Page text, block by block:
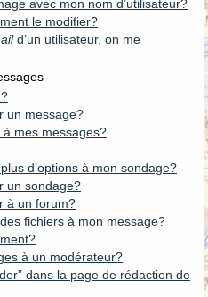
avec mon nom d’utilisateur?
le modifier?
d’un utilisateur, on me
un message?
mes messages?
d’options à mon sondage?
un sondage?
à un forum?
fichiers à mon message?
à un modérateur?
dans la page de rédaction de